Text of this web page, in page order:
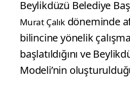
Beylikdüzü Belediye
Murat Çalıkdöneminde
bilincine yönelik
başlatıldığını ve
Modeli’nin